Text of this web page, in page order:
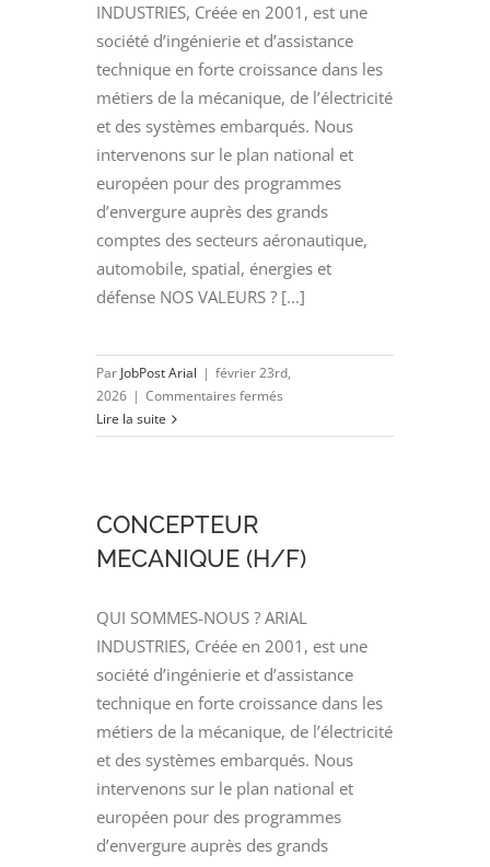
INDUSTRIES, Créée en 2001, est une
société d’ingénierie et d’assistance
technique en forte croissance dans les
métiers de la mécanique, de l’électricité
et des systèmes embarqués. Nous
intervenons sur le plan national et
européen pour des programmes
d’envergure auprès des grands
comptes des secteurs aéronautique,
automobile, spatial, énergies et
défense NOS VALEURS ? [...]
Par JobPost Arial | février 23rd,
2026 | Commentaires fermés
AERODYNAMIQUE
Lire la suite
CONCEPTEUR
MECANIQUE (H/F)
QUI SOMMES-NOUS ? ARIAL
INDUSTRIES, Créée en 2001, est une
société d’ingénierie et d’assistance
technique en forte croissance dans les
métiers de la mécanique, de l’électricité
et des systèmes embarqués. Nous
intervenons sur le plan national et
européen pour des programmes
d’envergure auprès des grands